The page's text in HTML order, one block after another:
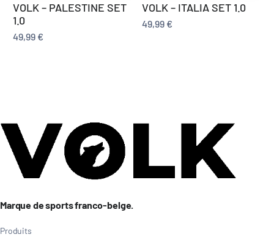
VOLK – PALESTINE SET
1.0
49,99 €
VOLK – ITALIA SET 1.0
49,99 €
Marque de sports franco-belge.
Produits